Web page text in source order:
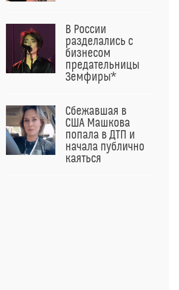
В России
разделались с
бизнесом
предательницы
Земфиры*
Сбежавшая в
США Машкова
попала в ДТП и
начала публично
каяться